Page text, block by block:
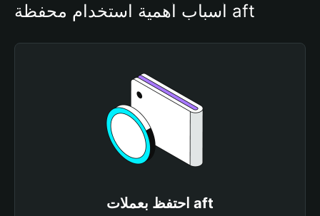
أسباب أهمية استخدام محفظة aft
احتفظ بعملات aft